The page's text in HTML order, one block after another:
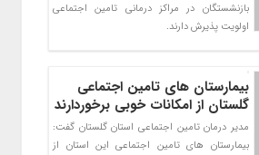
بازنشستگان در مراکز درمانی تامین اجتماعی
اولویت پذیرش دارند.
بیمارستان های تامین اجتماعی
گلستان از امکانات خوبی برخوردارند
مدیر درمان تامین اجتماعی استان گلستان گفت:
بیمارستان های تامین اجتماعی این استان از